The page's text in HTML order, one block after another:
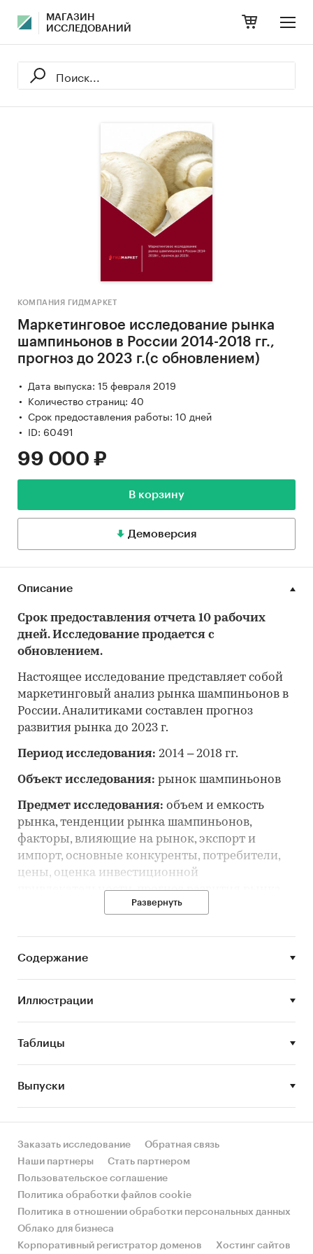
МАГАЗИН
ИССЛЕДОВАНИЙ
КОМПАНИЯ ГИДМАРКЕТ
Маркетинговое исследование рынка
шампиньонов в России 2014-2018 гг.,
прогноз до 2023 г.(с обновлением)
Дата выпуска: 15 февраля 2019
Количество страниц: 40
Срок предоставления работы: 10 дней
ID: 60491
99 000 ₽
В корзину
Демоверсия
Описание
Срок предоставления отчета 10 рабочих
дней. Исследование продается с
обновлением.
Настоящее исследование представляет собой
маркетинговый анализ рынка шампиньонов в
России. Аналитиками составлен прогноз
развития рынка до 2023 г.
Период исследования: 2014 – 2018 гг.
Объект исследования: рынок шампиньонов
Предмет исследования: объем и емкость
рынка, тенденции рынка шампиньонов,
факторы, влияющие на рынок, экспорт и
импорт, основные конкуренты, потребители,
цены, оценка инвестиционной
привлекательности, прогноз развития рынка
Цель исследования:анализ и прогноз
Задачи исследования:
Оценка объема и потенциальной емкости
рынка шампиньонов
STEP-анализ факторов, влияющих на рынок
шампиньонов
Описание основных конкурентов
Оценка факторов инвестиционной
привлекательности рынка шампиньонов
Составление прогноза развития рынка до
2023 г.
Развернуть
Содержание
Иллюстрации
Таблицы
Выпуски
Заказать исследование
Обратная связь
Наши партнеры
Стать партнером
Пользовательское соглашение
Политика обработки файлов cookie
Политика в отношении обработки персональных данных
Облако для бизнеса
Корпоративный регистратор доменов
Хостинг сайтов